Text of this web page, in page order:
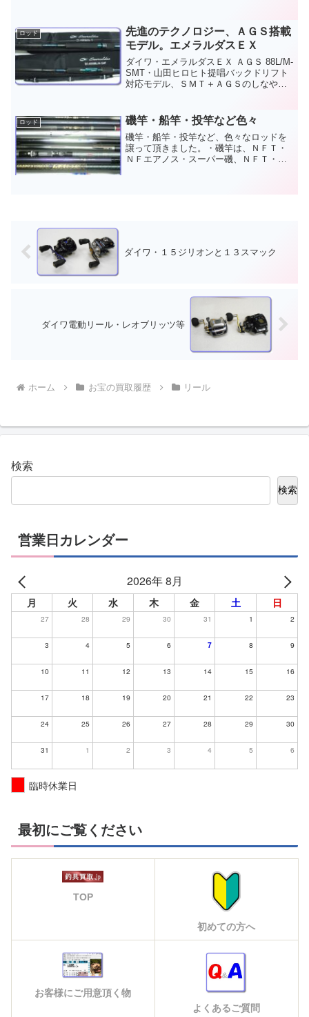
黒タチなどに噛み切られるトラブル（高
切れ）が起こる事がありま...
ロッド
先進のテクノロジー、ＡＧＳ搭載
モデル。エメラルダスＥＸ
ダイワ・エメラルダスＥＸ ＡＧＳ 88L/M-
SMT・山田ヒロヒト提唱バックドリフト
対応モデル、ＳＭＴ＋ＡＧＳのしなやか
デカイカを強引に引き寄せる。エメラル
ダス最高級モ...
ロッド 磯竿・船竿・投竿など色々
磯竿・船竿・投竿など、色々なロッドを
譲って頂きました。・磯竿は、ＮＦＴ・
ＮＦエアノス・スーパー磯、ＮＦＴ・パ
ダイワ・１５ジリオンと１３スマック
ダイワ電動リール・レオブリッツ等
ホーム お宝の買取履歴 リール
検索
検索
営業日カレンダー
2026年 8月
月 火 水 木 金 土 日
27 28 29 30 31 1 2
3 4 5 6 7 8 9
10 11 12 13 14 15 16
17 18 19 20 21 22 23
24 25 26 27 28 29 30
31 1 2 3 4 5 6
臨時休業日
最初にご覧ください
TOP
初めての方へ
お客様にご用意頂く物
よくあるご質問